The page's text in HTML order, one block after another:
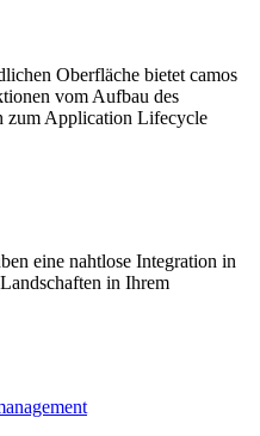
Oberfläche bietet camos
vom Aufbau des
zum Application Lifecycle
eine nahtlose Integration in
in Ihrem